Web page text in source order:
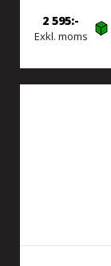
Exkl. moms
2 595